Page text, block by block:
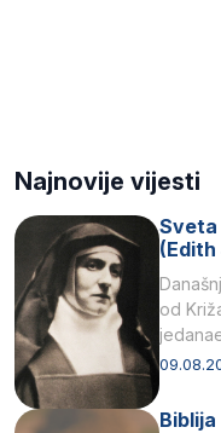
Najnovije vijesti
Sveta
od
Biblija